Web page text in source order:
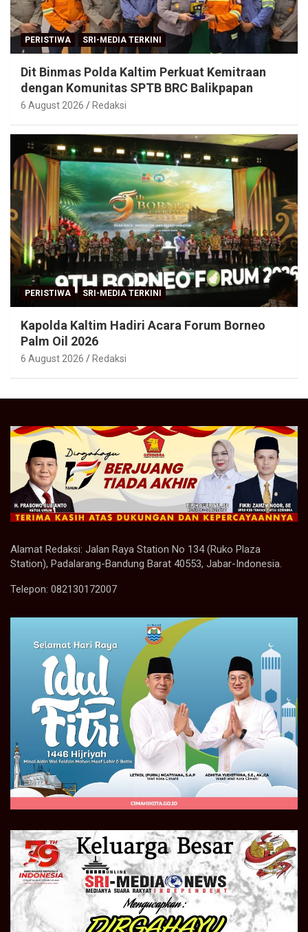
PERISTIWA SRI-MEDIA TERKINI
Dit Binmas Polda Kaltim Perkuat Kemitraan
dengan Komunitas SPTB BRC Balikpapan
6 August 2026 Redaksi
PERISTIWA SRI-MEDIA TERKINI
Kapolda Kaltim Hadiri Acara Forum Borneo
Palm Oil 2026
6 August 2026 Redaksi
Alamat Redaksi: Jalan Raya Station No 134 (Ruko Plaza
Station), Padalarang-Bandung Barat 40553, Jabar-Indonesia.
Telepon: 082130172007